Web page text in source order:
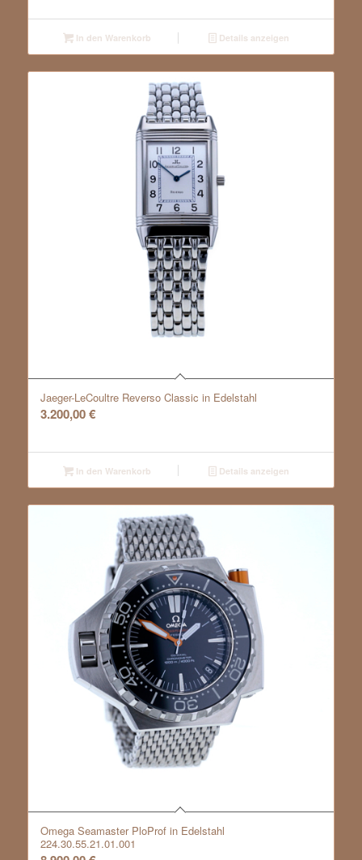
In den Warenkorb Details anzeigen
Jaeger-LeCoultre Reverso Classic in Edelstahl
3.200,00€
In den Warenkorb Details anzeigen
Omega Seamaster PloProf in Edelstahl
224.30.55.21.01.001